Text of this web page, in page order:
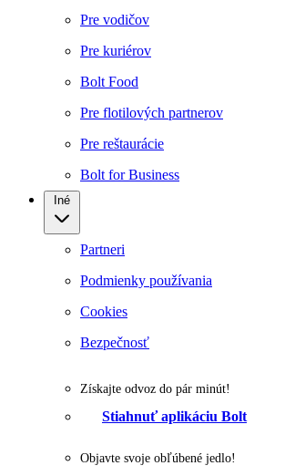
Pre vodičov
Pre kuriérov
Bolt Food
Pre flotilových partnerov
Pre reštaurácie
Bolt for Business
Iné
Partneri
Podmienky používania
Cookies
Bezpečnosť
Získajte odvoz do pár minút!
Stiahnuť aplikáciu Bolt
Objavte svoje obľúbené jedlo!